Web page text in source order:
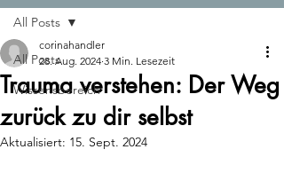
All Posts
Wissensbereich
All Posts
Trauma verstehen: Der Weg
zurück zu dir selbst
corinahandler
28. Aug. 2024 3 Min. Lesezeit
Aktualisiert: 15. Sept. 2024